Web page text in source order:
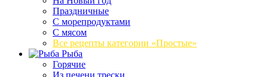
Праздничные
С морепродуктами
С мясом
Все рецепты категории «Простые»
Рыба
Горячие
Из печени трески